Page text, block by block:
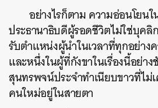
อย่างไรก็ตาม ความอ่อนโย
ประธานาธิบดีผู้รอดชีวิตไม่ใช่บุค
รับตำแหน่งผู้นำในเวลาที่ทุกอย่าง
และหนึ่งในผู้ที่กังขาในเรื่องนี้อย่า
สุนทรพจน์ประจำทำเนียบขาวที่ไม่
คนใหม่อยู่ในสายตา